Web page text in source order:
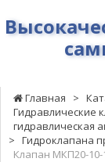
низким
Главная >
Гидравлические
гидравлическая
> Гидроклапана
Клапан МКП20-10-